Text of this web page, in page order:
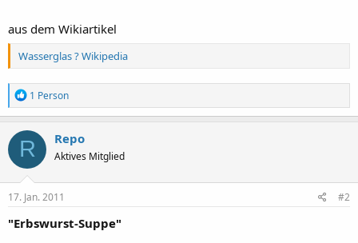
aus dem Wikiartikel
Wasserglas ? Wikipedia
R
e
a
k
t
i
o
n
e
:
1 Person
R Repo
Aktives Mitglied
17. Jan. 2011 #2
"Erbswurst-Suppe"